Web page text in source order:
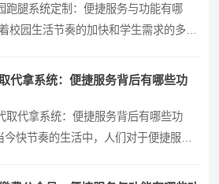
跑腿系统定制：便捷服务与功能有哪
校园生活节奏的加快和学生需求的多样
代拿系统：便捷服务背后有哪些功
取代拿系统：便捷服务背后有哪些功
今快节奏的生活中，人们对于便捷服务